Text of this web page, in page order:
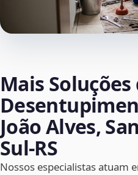
Mais Soluções
João Alves,
Sul‑RS
Nossos especialistas atuam